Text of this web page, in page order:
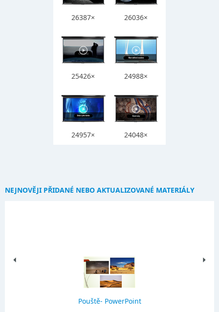
26387× 26036×
25426× 24988×
24957× 24048×
NEJNOVĚJI PŘIDANÉ NEBO AKTUALIZOVANÉ MATERIÁLY
Pouště- PowerPoint